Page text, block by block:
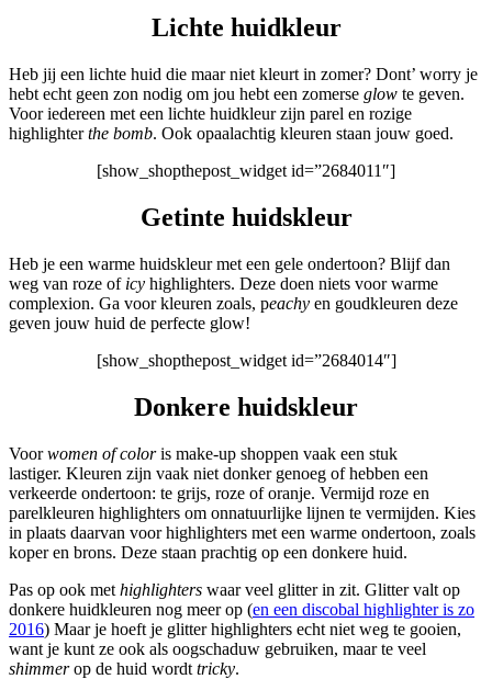
Lichte huidkleur
Heb jij een lichte huid die maar niet kleurt in zomer? Dont’ worry je
hebt echt geen zon nodig om jou hebt een zomerse glow te geven.
Voor iedereen met een lichte huidkleur zijn parel en rozige
highlighterthe bomb. Ook opaalachtig kleuren staan jouw goed.
[show_shopthepost_widget id=”2684011″]
Getinte huidskleur
Heb je een warme huidskleur met een gele ondertoon? Blijf dan
weg van roze of icy highlighters. Deze doen niets voor warme
complexion. Ga voor kleuren zoals, peachy en goudkleuren deze
geven jouw huid de perfecte glow!
[show_shopthepost_widget id=”2684014″]
Donkere huidskleur
Voorwomen of coloris make-up shoppen vaak een stuk
lastiger. Kleuren zijn vaak niet donker genoeg of hebben een
verkeerde ondertoon: te grijs, roze of oranje. Vermijd roze en
parelkleuren highlighters om onnatuurlijke lijnen te vermijden. Kies
in plaats daarvan voor highlighters met een warme ondertoon, zoals
koper en brons. Deze staan prachtig op een donkere huid.
Pas op ook met highlighters waar veel glitter in zit. Glitter valt op
donkere huidkleuren nog meer op (en een discobal highlighter is zo
2016) Maar je hoeft je glitter highlighters echt niet weg te gooien,
want je kunt ze ook als oogschaduw gebruiken, maar te veel
shimmerop de huid wordt tricky.